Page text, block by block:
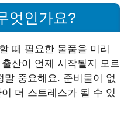
엇인가요?
때 필요한 물품을 미리
산이 언제 시작될지 모르
중요해요. 준비물이 없
더 스트레스가 될 수 있